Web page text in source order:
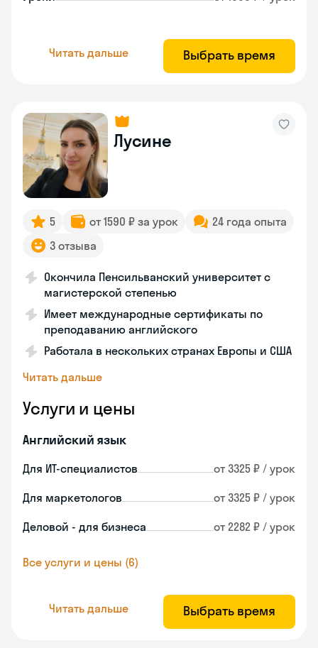
Читать дальше Выбрать время
Лусине
5 от 1590 ₽ за урок
24 года опыта
3 отзыва
Окончила Пенсильванский университет с
магистерской степенью
Имеет международные сертификаты по
преподаванию английского
Работала в нескольких странах Европы и США
Читать дальше
Услуги и цены
Английский язык
Для ИТ-специалистов от 3325 ₽ / урок
Для маркетологов от 3325 ₽ / урок
Деловой - для бизнеса от 2282 ₽ / урок
Все услуги и цены (6)
Читать дальше Выбрать время